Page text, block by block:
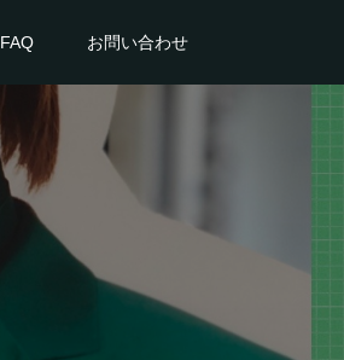
FAQ お問い合わせ